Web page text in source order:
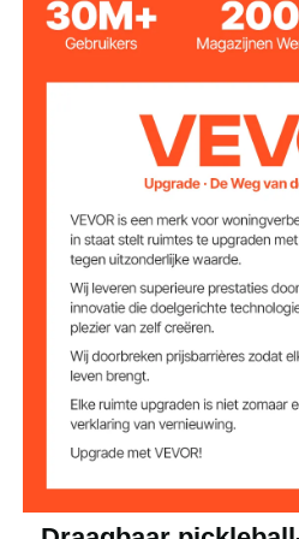
Productgewicht 7,98 kg
n (LxBxH)
x 29 x